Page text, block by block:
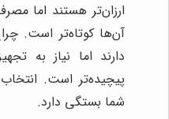
ارزان‌تر هستند اما
آن‌ها کوتاه‌تر است.
دارند اما نیاز به
پیچیده‌تر است.
شما بستگی دارد.